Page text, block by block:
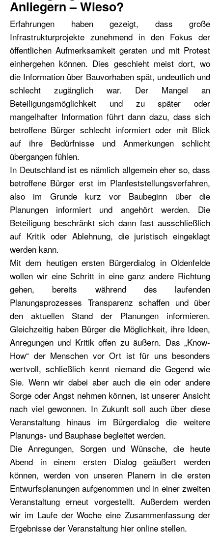
Anliegern – Wieso?
Erfahrungen haben gezeigt, dass große
Infrastrukturprojekte zunehmend in den Fokus der
öffentlichen Aufmerksamkeit geraten und mit Protest
einhergehen können. Dies geschieht meist dort, wo
die Information über Bauvorhaben spät, undeutlich und
schlecht zugänglich war. Der Mangel an
Beteiligungsmöglichkeit und zu später oder
mangelhafter Information führt dann dazu, dass sich
betroffene Bürger schlecht informiert oder mit Blick
auf ihre Bedürfnisse und Anmerkungen schlicht
übergangen fühlen.
In Deutschland ist es nämlich allgemein eher so, dass
betroffene Bürger erst im Planfeststellungsverfahren,
also im Grunde kurz vor Baubeginn über die
Planungen informiert und angehört werden. Die
Beteiligung beschränkt sich dann fast ausschließlich
auf Kritik oder Ablehnung, die juristisch eingeklagt
werden kann.
Mit dem heutigen ersten Bürgerdialog in Oldenfelde
wollen wir eine Schritt in eine ganz andere Richtung
gehen, bereits während des laufenden
Planungsprozesses Transparenz schaffen und über
den aktuellen Stand der Planungen informieren.
Gleichzeitig haben Bürger die Möglichkeit, ihre Ideen,
Anregungen und Kritik offen zu äußern. Das „Know-
How“ der Menschen vor Ort ist für uns besonders
wertvoll, schließlich kennt niemand die Gegend wie
Sie. Wenn wir dabei aber auch die ein oder andere
Sorge oder Angst nehmen können, ist unserer Ansicht
nach viel gewonnen. In Zukunft soll auch über diese
Veranstaltung hinaus im Bürgerdialog die weitere
Planungs- und Bauphase begleitet werden.
Die Anregungen, Sorgen und Wünsche, die heute
Abend in einem ersten Dialog geäußert werden
können, werden von unseren Planern in die ersten
Entwurfsplanungen aufgenommen und in einer zweiten
Veranstaltung erneut vorgestellt. Außerdem werden
wir im Laufe der Woche eine Zusammenfassung der
Ergebnisse der Veranstaltung hier online stellen.